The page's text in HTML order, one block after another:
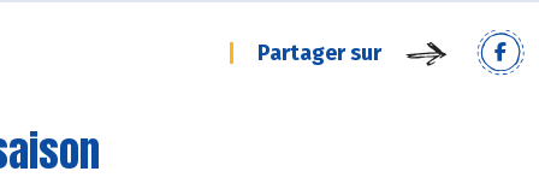
Partager sur